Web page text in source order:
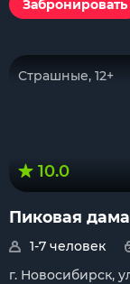
Забронировать
Страшные, 12+
10.0
Пиковая дама
1-7 человек
г. Новосибирск,